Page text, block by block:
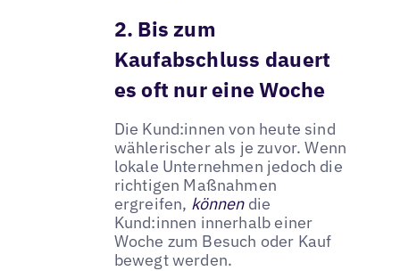
2. Bis zum
Kaufabschluss dauert
es oft nur eine Woche
Die Kund:innen von heute sind
wählerischer als je zuvor. Wenn
lokale Unternehmen jedoch die
richtigen Maßnahmen
ergreifen, könnendie
Kund:innen innerhalb einer
Woche zum Besuch oder Kauf
bewegt werden.